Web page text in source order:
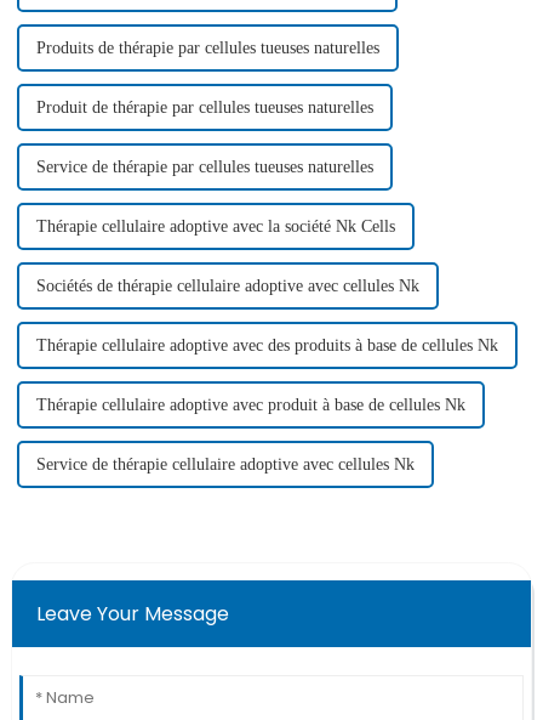
Produits de thérapie par cellules tueuses naturelles
Produit de thérapie par cellules tueuses naturelles
Service de thérapie par cellules tueuses naturelles
Thérapie cellulaire adoptive avec la société Nk Cells
Sociétés de thérapie cellulaire adoptive avec cellules Nk
Thérapie cellulaire adoptive avec des produits à base de cellules Nk
Thérapie cellulaire adoptive avec produit à base de cellules Nk
Service de thérapie cellulaire adoptive avec cellules Nk
Leave Your Message